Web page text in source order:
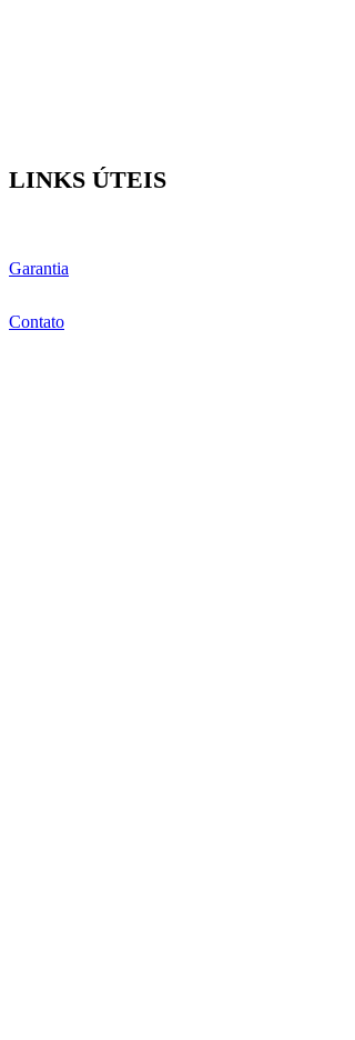
LINKS ÚTEIS
Garantia
Contato